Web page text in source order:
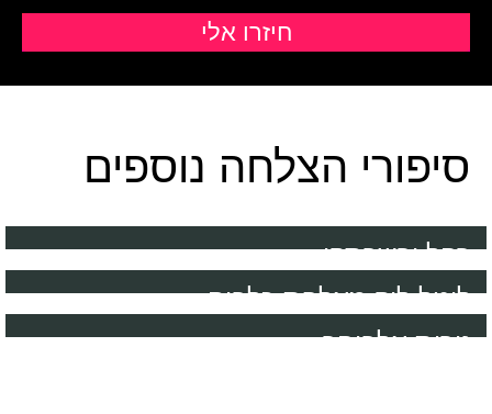
סיפורי הצלחה נוספים
רחל ורשבסקי
ליטל לוק מאלפת כלבים
נורית אלבוחר